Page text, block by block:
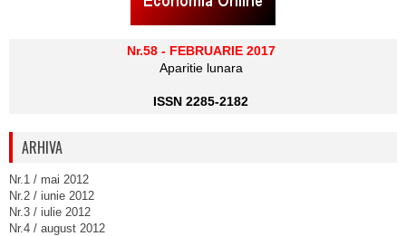
Nr.58 - FEBRUARIE 2017
Aparitie lunara
ISSN 2285-2182
ARHIVA
Nr.1 / mai 2012
Nr.2 / iunie 2012
Nr.3 / iulie 2012
Nr.4 / august 2012